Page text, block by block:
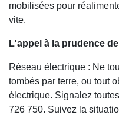
mobilisées pour
vite.
L'appel à la prudence
Réseau électrique : Ne
tombés par terre, ou tout
électrique. Signalez
726 750. Suivez la